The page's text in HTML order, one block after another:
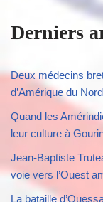
Derniers
Deux médecins
d’Amérique du Nord
Quand les
leur culture à
Jean-Baptiste
voie vers l’Ouest
La bataille